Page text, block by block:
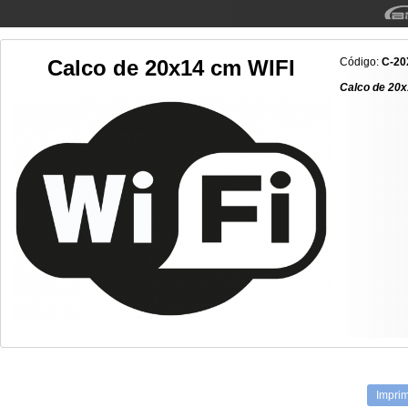
Calco de 20x14 cm WIFI Código: C-
Calco de